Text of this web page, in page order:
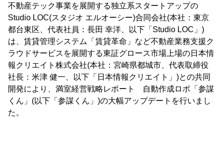
不動産テック事業を展開する独立系スタートアップの
Studio LOC(スタジオ エルオーシー)合同会社(本社：東京
都台東区、代表社員：長田 幸洋、以下「Studio LOC」)
は、賃貸管理システム「賃貸革命」など不動産業務支援ク
ラウドサービスを展開する東証グロース市場上場の日本情
報クリエイト株式会社(本社：宮崎県都城市、代表取締役
社長：米津 健一、以下「日本情報クリエイト」)との共同
開発により、満室経営戦略レポート 自動作成ロボ「参謀
くん」(以下「参謀くん」)の大幅アップデートを行いまし
た。